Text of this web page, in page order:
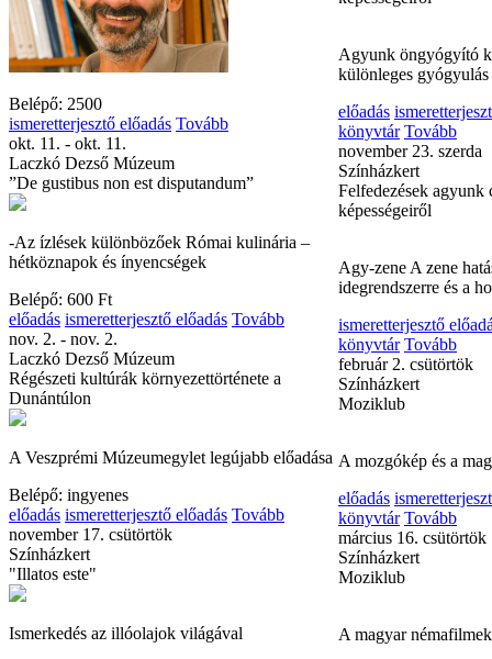
Belépő: 2500
ismeretterjesztő előadás Tovább
okt. 11. - okt. 11.
Laczkó Dezső Múzeum
”De gustibus non est disputandum”
-Az ízlések különbözőek Római kulinária –
hétköznapok és ínyencségek
Belépő: 600 Ft
előadás ismeretterjesztő előadás Tovább
nov. 2. - nov. 2.
Laczkó Dezső Múzeum
Régészeti kultúrák környezettörténete a
Dunántúlon
A Veszprémi Múzeumegylet legújabb előadása
Belépő: ingyenes
előadás ismeretterjesztő előadás Tovább
november 17. csütörtök
Színházkert
"Illatos este"
Ismerkedés az illóolajok világával
rendezvény Tovább
november 9. szerda
Felfedezések agyunk
képességeiről
Agyunk öngyógyító
különleges gyógyulás
könyvtár Tovább
november 23. szerda
Felfedezések agyunk
képességeiről
Agy-zene A zene
ismeretterjesztő
február 2. csütörtök
Színházkert
Moziklub
előadás